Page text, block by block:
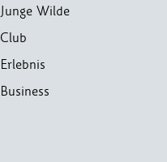
Junge Wilde
Club
Erlebnis
Business